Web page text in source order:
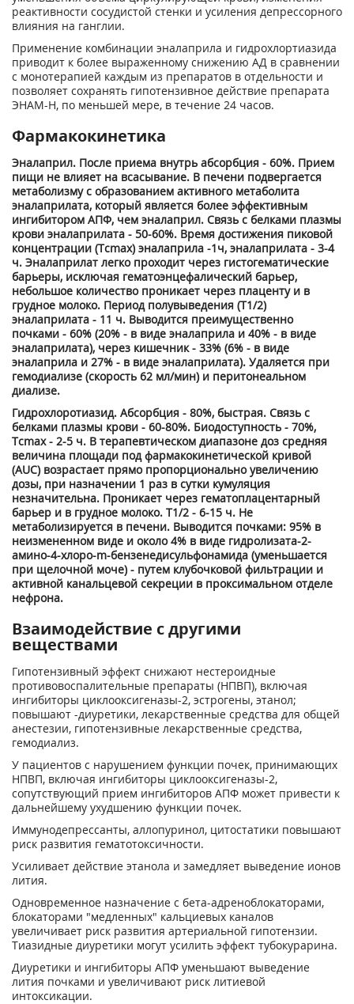
реактивности сосудистой стенки и усиления депрессорного
влияния на ганглии.
Применение комбинации эналаприла и гидрохлортиазида
приводит к более выраженному снижению АД в сравнении
с монотерапией каждым из препаратов в отдельности и
позволяет сохранять гипотензивное действие препарата
ЭНАМ-Н, по меньшей мере, в течение 24 часов.
Фармакокинетика
Эналаприл. После приема внутрь абсорбция - 60%. Прием
пищи не влияет на всасывание. В печени подвергается
метаболизму с образованием активного метаболита
эналаприлата, который является более эффективным
ингибитором АПФ, чем эналаприл. Связь с белками плазмы
крови эналаприлата - 50-60%. Время достижения пиковой
концентрации (Тсmах) эналаприла -1ч, эналаприлата - 3-4
ч. Эналаприлат легко проходит через гистогематические
барьеры, исключая гематоэнцефалический барьер,
небольшое количество проникает через плаценту и в
грудное молоко. Период полувыведения (Т1/2)
эналаприлата - 11 ч. Выводится преимущественно
почками - 60% (20% - в виде эналаприла и 40% - в виде
эналаприлата), через кишечник - 33% (6% - в виде
эналаприла и 27% - в виде эналаприлата). Удаляется при
гемодиализе (скорость 62 мл/мин) и перитонеальном
диализе.
Гидрохлоротиазид. Абсорбция - 80%, быстрая. Связь с
белками плазмы крови - 60-80%. Биодоступность - 70%,
Тсmах - 2-5 ч. В терапевтическом диапазоне доз средняя
величина площади под фармакокинетической кривой
(AUC) возрастает прямо пропорционально увеличению
дозы, при назначении 1 раз в сутки кумуляция
незначительна. Проникает через гематоплацентарный
барьер и в грудное молоко. Т1/2 - 6-15 ч. Не
метаболизируется в печени. Выводится почками: 95% в
неизмененном виде и около 4% в виде гидролизата-2-
амино-4-хлоро-m-бензенедисульфонамида (уменьшается
при щелочной моче) - путем клубочковой фильтрации и
активной канальцевой секреции в проксимальном отделе
нефрона.
Взаимодействие с другими
веществами
Гипотензивный эффект снижают нестероидные
противовоспалительные препараты (НПВП), включая
ингибиторы циклооксигеназы-2, эстрогены, этанол;
повышают -диуретики, лекарственные средства для общей
анестезии, гипотензивные лекарственные средства,
гемодиализ.
У пациентов с нарушением функции почек, принимающих
НПВП, включая ингибиторы циклооксигеназы-2,
сопутствующий прием ингибиторов АПФ может привести к
дальнейшему ухудшению функции почек.
Иммунодепрессанты, аллопуринол, цитостатики повышают
риск развития гематотоксичности.
Усиливает действие этанола и замедляет выведение ионов
лития.
Одновременное назначение с бета-адреноблокаторами,
блокаторами "медленных" кальциевых каналов
увеличивает риск развития артериальной гипотензии.
Тиазидные диуретики могут усилить эффект тубокурарина.
Диуретики и ингибиторы АПФ уменьшают выведение
лития почками и увеличивают риск литиевой
интоксикации.